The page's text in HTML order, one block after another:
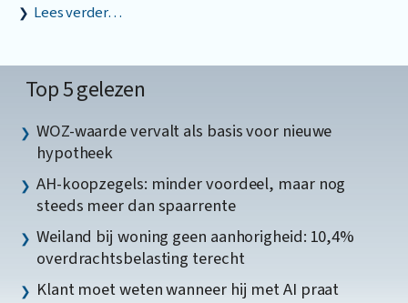
Lees verder…
Top 5 gelezen
WOZ-waarde vervalt als basis voor nieuwe
hypotheek
AH-koopzegels: minder voordeel, maar nog
steeds meer dan spaarrente
Weiland bij woning geen aanhorigheid: 10,4%
overdrachtsbelasting terecht
Klant moet weten wanneer hij met AI praat